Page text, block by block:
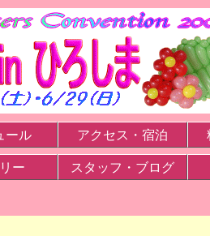
ール アクセス・宿泊
ー スタッフ・ブログ